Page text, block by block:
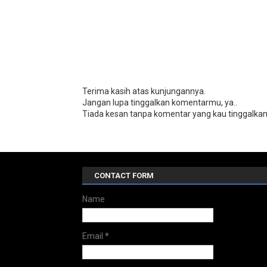
Terima kasih atas kunjungannya.
Jangan lupa tinggalkan komentarmu, ya..
Tiada kesan tanpa komentar yang kau
CONTACT FORM
Name
Email *